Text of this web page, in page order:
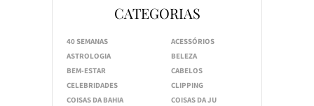
CATEGORIAS
40 SEMANAS
ACESSÓRIOS
ASTROLOGIA
BELEZA
BEM-ESTAR
CABELOS
CELEBRIDADES
CLIPPING
COISAS DA BAHIA
COISAS DA JU